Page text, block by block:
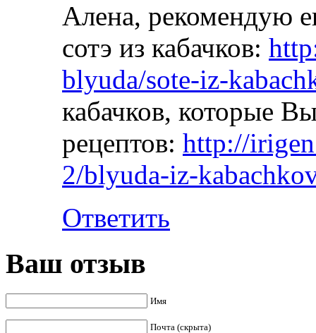
Алена, рекомендую
сотэ из кабачков:
blyuda/sote-iz-
кабачков, которые
рецептов: http://
2/blyuda-iz-
Ответить
Ваш отзыв
Имя
Почта (скрыта)